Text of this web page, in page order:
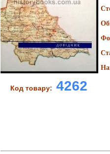
Код товару: 4262